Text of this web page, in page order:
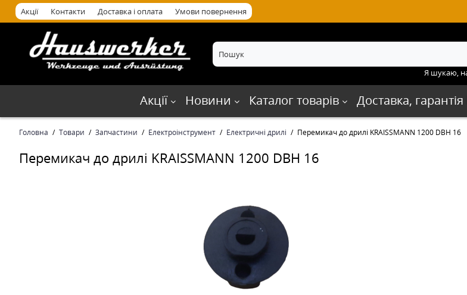
Акції Контакти Доставка і оплата Умови повернення
Я шукаю,
Акції Новини Каталог товарів Доставка, гарантія
Головна Товари Запчастини Електроінструмент Електричні дрилі Перемикач до дрилі KRAISSMANN 1200 DBH 16
Перемикач до дрилі KRAISSMANN 1200 DBH 16